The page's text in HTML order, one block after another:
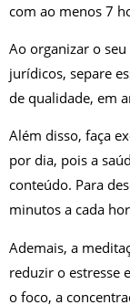
com ao menos 7
Ao organizar o
jurídicos, separe
de qualidade, em
Além disso, faça
por dia, pois a
conteúdo. Para
minutos a cada
Ademais, a
reduzir o estresse
o foco, a